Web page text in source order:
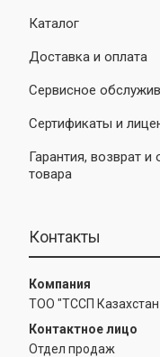
Каталог
Доставка и оплата
Сервисное
Сертификаты и
Гарантия, возврат и
товара
Контакты
ТОО "ТССП
Отдел продаж